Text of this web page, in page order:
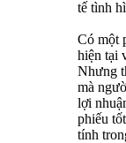
tế tình
Có một
hiện tại
Nhưng
mà
lợi
phiếu
tính